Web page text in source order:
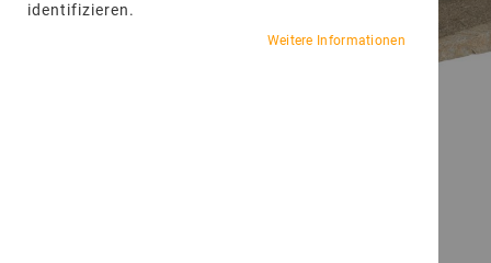
identifizieren.
Weitere Informationen